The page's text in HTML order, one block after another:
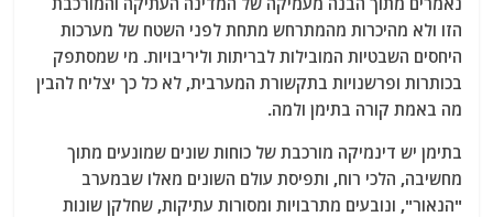
A
p
p
ra
m
b
o
o
הזו ולא מהיכרות מהמתרחש מתחת לפני השטח של מערכות
היחסים השבטיות המובילות לבריתות וליריבויות. מי שמסתפק
בכותרות ופרשנויות בתקשורת המערבית, לא כל כך יצליח להבין
מה באמת קורה בתימן ולמה.
בתימן יש דינמיקה מורכבת של כוחות שונים שמונעים מתוך
מחשיבה, הלכי רוח, ותפיסת עולם השונים מאלו שבמערב
"הנאור", ונובעים מתרבויות ומסורות עתיקות, שחלקן שונות